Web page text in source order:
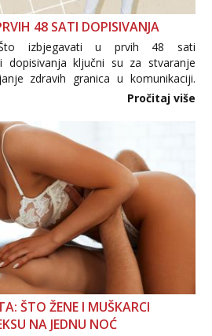
48 SATI DOPISIVANJA
izbjegavati u prvih 48 sati
dopisivanja ključni su za stvaranje
zdravih granica u komunikaciji.
otkrivanje osobnih ili intimnih
osoba još nije zaslužila to
Pročitaj više
ŠTO ŽENE I MUŠKARCI
NA JEDNU NOĆ